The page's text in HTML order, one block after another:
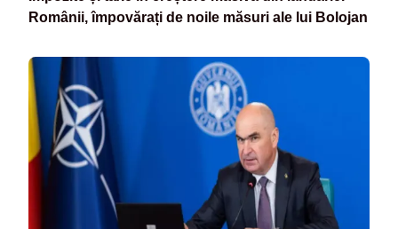
Românii, împovărați de noile măsuri ale lui Bolojan